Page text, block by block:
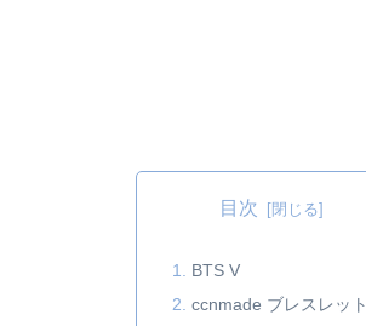
目次
BTS V
ccnmade ブレスレット